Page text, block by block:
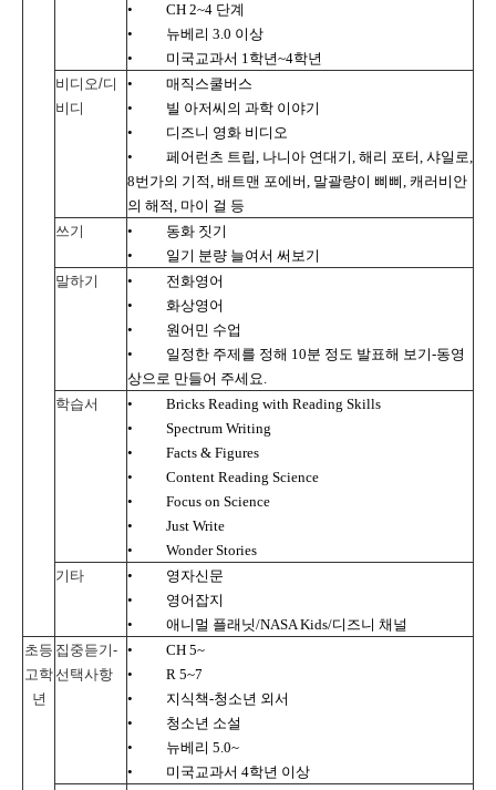
•
CH 2~4 단계
•
뉴베리 3.0 이상
•
미국교과서 1학년~4학년
비디오/디
비디
•
매직스쿨버스
•
빌 아저씨의 과학 이야기
•
디즈니 영화 비디오
•
페어런츠 트립, 나니아 연대기, 해리 포터, 샤일로,
8번가의 기적, 배트맨 포에버, 말괄량이 삐삐, 캐러비안
의 해적, 마이 걸 등
쓰기
•
동화 짓기
•
일기 분량 늘여서 써보기
말하기
•
전화영어
•
화상영어
•
원어민 수업
•
일정한 주제를 정해 10분 정도 발표해 보기-동영
상으로 만들어 주세요.
학습서
•
Bricks Reading with Reading Skills
•
Spectrum Writing
•
Facts & Figures
•
Content Reading Science
•
Focus on Science
•
Just Write
•
Wonder Stories
기타
•
영자신문
•
영어잡지
•
애니멀 플래닛/NASA Kids/디즈니 채널
초등
고학
년
집중듣기-
선택사항
•
CH 5~
•
R 5~7
•
지식책-청소년 외서
•
청소년 소설
•
뉴베리 5.0~
•
미국교과서 4학년 이상